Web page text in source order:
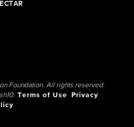
Foundation. All rights reserved.
Terms of Use
Privacy